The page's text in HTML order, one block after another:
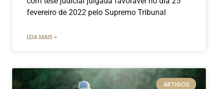
fevereiro de 2022 pelo Supremo Tribunal
LEIA MAIS »
ARTIGOS